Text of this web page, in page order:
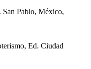
Pablo, México,
Ed. Ciudad